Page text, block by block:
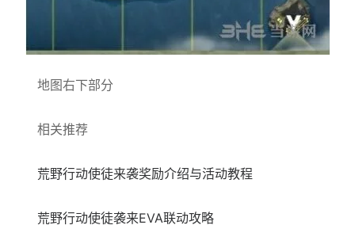
地图右下部分
相关推荐
荒野行动使徒来袭奖励介绍与活动教程
荒野行动使徒袭来EVA联动攻略